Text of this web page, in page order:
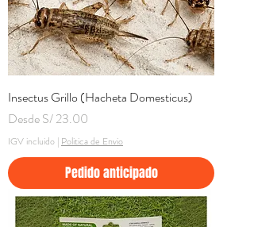
Insectus Grillo (Hacheta Domesticus)
DesdeS/ 23.00
Precio de oferta
IGV incluido | Politica de Envio
Pedido anticipado